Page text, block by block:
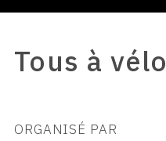
Tous à vélo
ORGANISÉ PAR